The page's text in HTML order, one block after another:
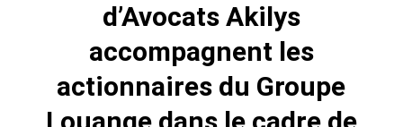
d’Avocats Akilys
accompagnent les
actionnaires du Groupe